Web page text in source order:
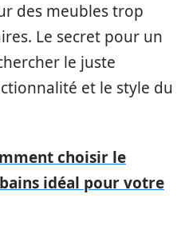
des meubles trop
Le secret pour un
le juste
et le style du
choisir le
idéal pour votre